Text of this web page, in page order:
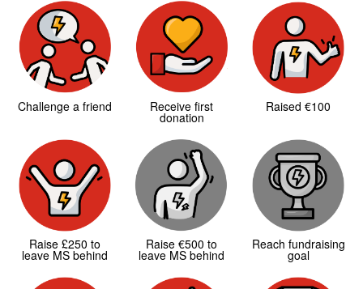
Challenge a friend Receive first
donation
Raised €100
Raise £250 to
leave MS behind
Raise €500 to
leave MS behind
Reach fundraising
goal